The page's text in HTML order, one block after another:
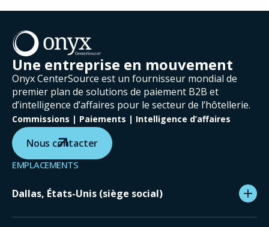
Une entreprise en mouvement
Onyx CenterSource est un fournisseur mondial de
premier plan de solutions de paiement B2B et
d’intelligence d’affaires pour le secteur de l’hôtellerie.
Commissions | Paiements | Intelligence d’affaires
Nous contacter
EMPLACEMENTS
Dallas, États-Unis (siège social)